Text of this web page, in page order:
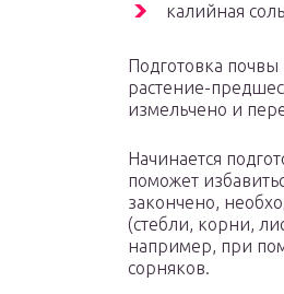
калийная
Подготовка почвы
растение-
измельчено и
Начинается
поможет
закончено,
(стебли, корни,
например, при
сорняков.